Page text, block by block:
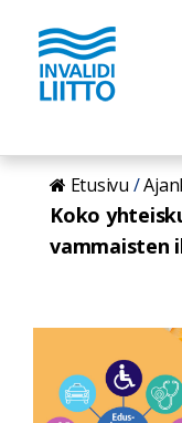
Hyppää
pääsisältöön
Etusivu
Koko
vammaisten